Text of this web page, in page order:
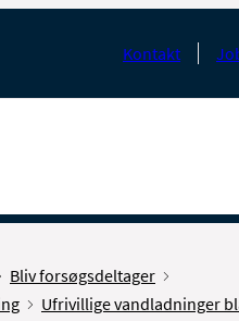
Kontakt
Bliv forsøgsdeltager
Ufrivillige vandladninger